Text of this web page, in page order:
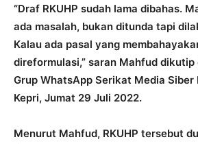
“Draf RKUHP sudah lama dibahas.
ada masalah, bukan ditunda tapi
Kalau ada pasal yang
direformulasi,” saran Mahfud
Grup WhatsApp Serikat Media Siber
Kepri, Jumat 29 Juli 2022.
Menurut Mahfud, RKUHP tersebut